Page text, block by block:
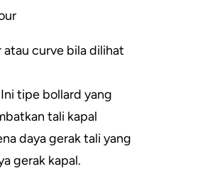
curve bila dilihat
tipe bollard yang
tali kapal
daya gerak tali yang
gerak kapal.